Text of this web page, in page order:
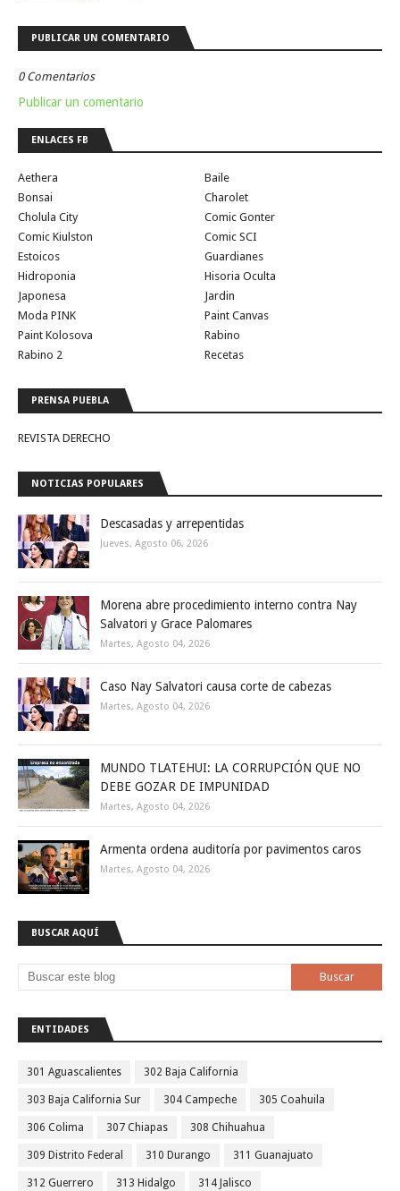
PUBLICAR UN COMENTARIO
0 Comentarios
Publicar un comentario
ENLACES FB
Aethera
Baile
Bonsai
Charolet
Cholula City
Comic Gonter
Comic Kiulston
Comic SCI
Estoicos
Guardianes
Hidroponia
Hisoria Oculta
Japonesa
Jardin
Moda PINK
Paint Canvas
Paint Kolosova
Rabino
Rabino 2
Recetas
PRENSA PUEBLA
REVISTA DERECHO
NOTICIAS POPULARES
Descasadas y arrepentidas
Jueves, Agosto 06, 2026
Morena abre procedimiento interno contra Nay
Salvatori y Grace Palomares
Martes, Agosto 04, 2026
Caso Nay Salvatori causa corte de cabezas
Martes, Agosto 04, 2026
MUNDO TLATEHUI: LA CORRUPCIÓN QUE NO
DEBE GOZAR DE IMPUNIDAD
Martes, Agosto 04, 2026
Armenta ordena auditoría por pavimentos caros
Martes, Agosto 04, 2026
BUSCAR AQUÍ
ENTIDADES
301 Aguascalientes 302 Baja California
303 Baja California Sur 304 Campeche 305 Coahuila
306 Colima 307 Chiapas 308 Chihuahua
309 Distrito Federal 310 Durango 311 Guanajuato
312 Guerrero 313 Hidalgo 314 Jalisco